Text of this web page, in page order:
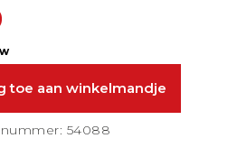
54088